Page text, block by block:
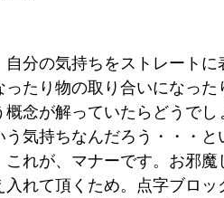
分の気持ちをストレートに
たり物の取り合いになった
念が解っていたらどうでし
気持ちなんだろう・・・と
れが、マナーです。お邪魔
れて頂くため。点字ブロッ